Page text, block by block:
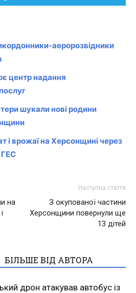
аеророзвідники
центр надання
шукали нові родини
і врожаї на Херсонщині через
ГЕС
на
Наступна стаття
З окупованої частини
Херсонщини повернули ще
13 дітей
БІЛЬШЕ ВІД АВТОРА
дрон атакував автобус із